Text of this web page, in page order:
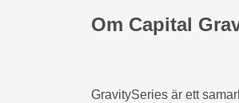
Om Capital
GravitySeries är ett